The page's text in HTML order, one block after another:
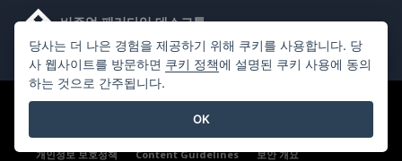
비주얼 패러다임 데스크톱
©2026 by Visual Paradigm. 모든 권리 보유.
개인정보 보호정책
Content Guidelines 보안 개요
당사는 더 나은 경험을 제공하기 위해 쿠키를 사용합니다. 당
사 웹사이트를 방문하면 쿠키 정책에 설명된 쿠키 사용에 동의
하는 것으로 간주됩니다.
OK